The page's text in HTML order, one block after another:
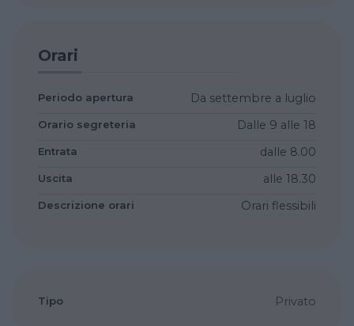
Orari
Periodo apertura Da settembre a luglio
Orario segreteria Dalle 9 alle 18
Entrata dalle 8.00
Uscita alle 18.30
Descrizione orari Orari flessibili
Tipo Privato